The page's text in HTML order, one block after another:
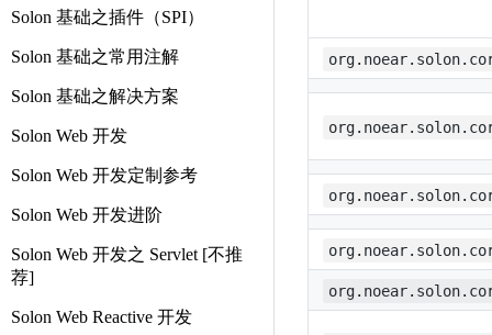
Solon 基础之插件（SPI）
Solon 基础之常用注解
Solon 基础之解决方案
Solon Web 开发
Solon Web 开发定制参考
Solon Web 开发进阶
Solon Web 开发之 Servlet [不推
荐]
Solon Web Reactive 开发